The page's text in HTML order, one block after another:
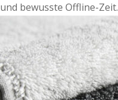
und bewusste Offline-Zeit.